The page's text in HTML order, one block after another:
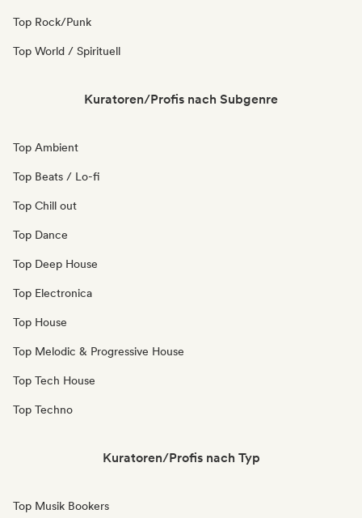
Top Rock/Punk
Top World / Spirituell
Kuratoren/Profis nach Subgenre
Top Ambient
Top Beats / Lo-fi
Top Chill out
Top Dance
Top Deep House
Top Electronica
Top House
Top Melodic & Progressive House
Top Tech House
Top Techno
Kuratoren/Profis nach Typ
Top Musik Bookers